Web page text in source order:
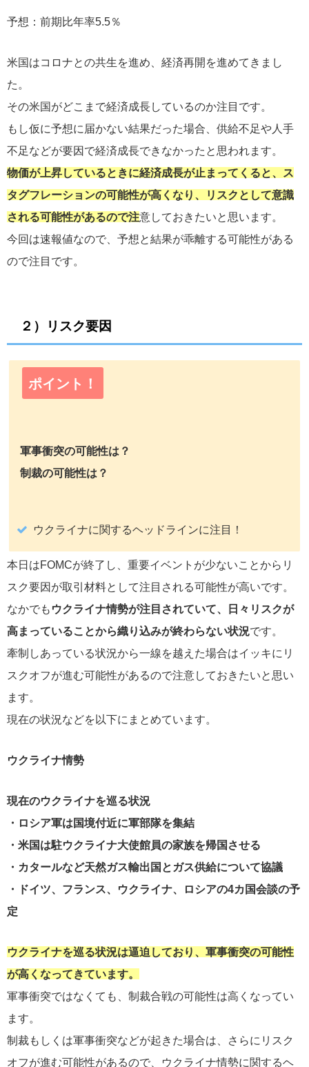
予想：前期比年率5.5％
米国はコロナとの共生を進め、経済再開を進めてきまし
た。
その米国がどこまで経済成長しているのか注目です。
もし仮に予想に届かない結果だった場合、供給不足や人手
不足などが要因で経済成長できなかったと思われます。
物価が上昇しているときに経済成長が止まってくると、ス
タグフレーションの可能性が高くなり、リスクとして意識
される可能性があるので注意しておきたいと思います。
今回は速報値なので、予想と結果が乖離する可能性がある
ので注目です。
２）リスク要因
ポイント！
軍事衝突の可能性は？
制裁の可能性は？
ウクライナに関するヘッドラインに注目！
本日はFOMCが終了し、重要イベントが少ないことからリ
スク要因が取引材料として注目される可能性が高いです。
なかでも ウクライナ情勢が注目されていて、日々リスクが
高まっていることから織り込みが終わらない状況です。
牽制しあっている状況から一線を越えた場合はイッキにリ
スクオフが進む可能性があるので注意しておきたいと思い
ます。
現在の状況などを以下にまとめています。
ウクライナ情勢
現在のウクライナを巡る状況
・ロシア軍は国境付近に軍部隊を集結
・米国は駐ウクライナ大使館員の家族を帰国させる
・カタールなど天然ガス輸出国とガス供給について協議
・ドイツ、フランス、ウクライナ、ロシアの4カ国会談の予
定
ウクライナを巡る状況は逼迫しており、軍事衝突の可能性
が高くなってきています。
軍事衝突ではなくても、制裁合戦の可能性は高くなってい
ます。
制裁もしくは軍事衝突などが起きた場合は、さらにリスク
オフが進む可能性があるので、ウクライナ情勢に関するヘ